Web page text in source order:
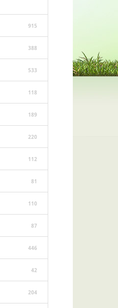
915
388
533
118
189
220
112
81
110
87
446
42
204